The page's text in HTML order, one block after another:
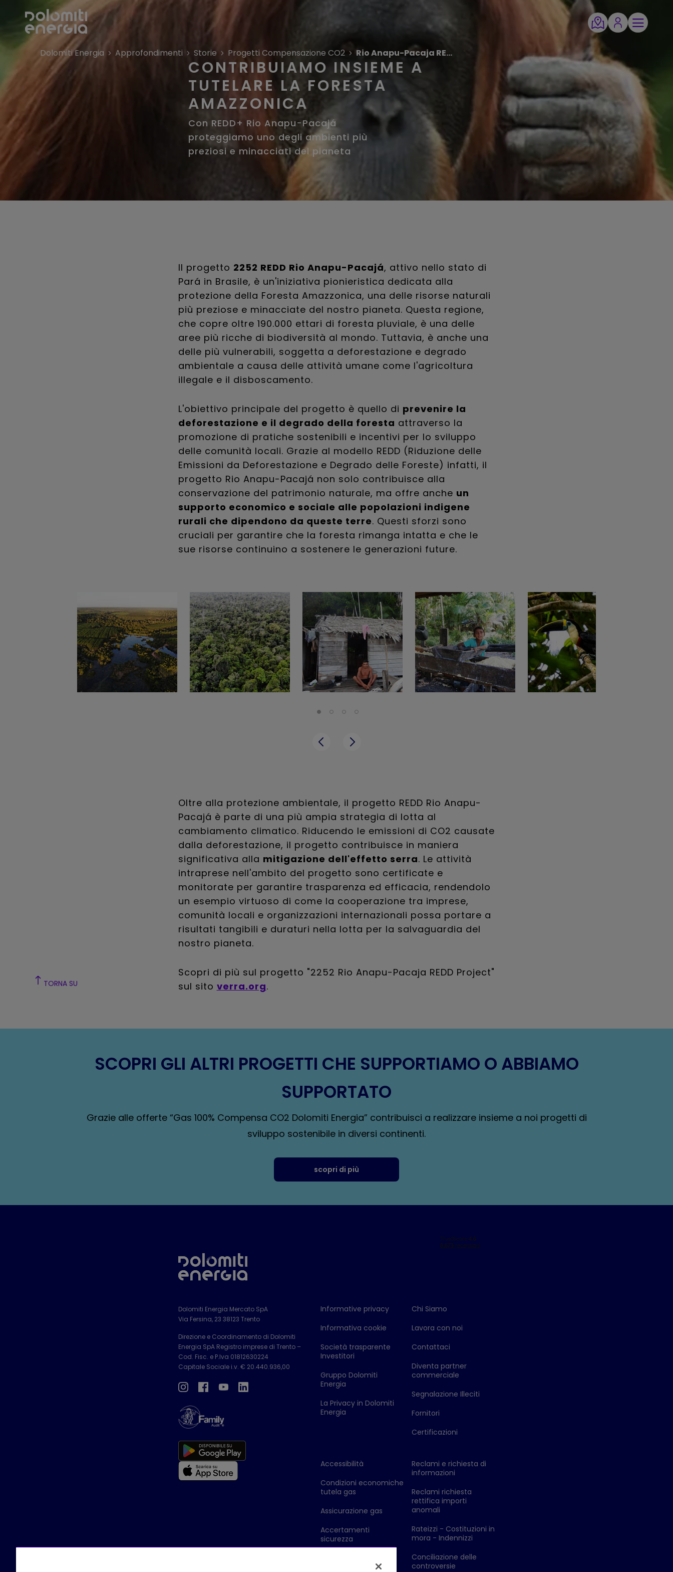
Dolomiti Energia Approfondimenti Storie Progetti Compensazione CO2 Rio Anapu-Pacaja REDD Project
CONTRIBUIAMO INSIEME A
TUTELARE LA FORESTA
AMAZZONICA
Con REDD+ Rio Anapu-Pacajá
proteggiamo uno degli ambienti più
preziosi e minacciati del pianeta
Il progetto 2252 REDD Rio Anapu-Pacajá, attivo nello stato di
Pará in Brasile, è un'iniziativa pionieristica dedicata alla
protezione della Foresta Amazzonica, una delle risorse naturali
più preziose e minacciate del nostro pianeta. Questa regione,
che copre oltre 190.000 ettari di foresta pluviale, è una delle
aree più ricche di biodiversità al mondo. Tuttavia, è anche una
delle più vulnerabili, soggetta a deforestazione e degrado
ambientale a causa delle attività umane come l'agricoltura
illegale e il disboscamento.
L'obiettivo principale del progetto è quello di prevenire la
deforestazione e il degrado della foresta attraverso la
promozione di pratiche sostenibili e incentivi per lo sviluppo
delle comunità locali. Grazie al modello REDD (Riduzione delle
Emissioni da Deforestazione e Degrado delle Foreste) infatti, il
progetto Rio Anapu-Pacajá non solo contribuisce alla
conservazione del patrimonio naturale, ma offre anche un
supporto economico e sociale alle popolazioni indigene
rurali che dipendono da queste terre. Questi sforzi sono
cruciali per garantire che la foresta rimanga intatta e che le
sue risorse continuino a sostenere le generazioni future.
Oltre alla protezione ambientale, il progetto REDD Rio Anapu-
Pacajá è parte di una più ampia strategia di lotta al
cambiamento climatico. Riducendo le emissioni di CO2 causate
dalla deforestazione, il progetto contribuisce in maniera
significativa alla mitigazione dell'effetto serra. Le attività
intraprese nell'ambito del progetto sono certificate e
monitorate per garantire trasparenza ed efficacia, rendendolo
un esempio virtuoso di come la cooperazione tra imprese,
comunità locali e organizzazioni internazionali possa portare a
risultati tangibili e duraturi nella lotta per la salvaguardia del
nostro pianeta.
Scopri di più sul progetto "2252 Rio Anapu-Pacaja REDD Project"
sul sito verra.org.
TORNA SU
SCOPRI GLI ALTRI PROGETTI CHE SUPPORTIAMO O ABBIAMO
SUPPORTATO
Grazie alle offerte “Gas 100% Compensa CO2 Dolomiti Energia” contribuisci a realizzare insieme a noi progetti di
sviluppo sostenibile in diversi continenti.
scopri di più
Dolomiti Energia Mercato SpA
Via Fersina, 23 38123 Trento
Direzione e Coordinamento di Dolomiti
Energia SpA Registro imprese di Trento –
Cod. Fisc. e P.Iva 01812630224
Capitale Sociale i.v. € 20.440.936,00
Informative privacy
Informativa cookie
Società trasparente
Investitori
Gruppo Dolomiti
Energia
La Privacy in Dolomiti
Energia
Chi Siamo
Lavora con noi
Contattaci
Diventa partner
commerciale
Segnalazione Illeciti
Fornitori
Certificazioni
Accessibilità
Condizioni economiche
tutela gas
Assicurazione gas
Accertamenti
sicurezza
canone Rai in bolletta
Reclami e richiesta di
informazioni
Reclami richiesta
rettifica importi
anomali
Rateizzi - Costituzioni in
mora - Indennizzi
Conciliazione delle
controversie